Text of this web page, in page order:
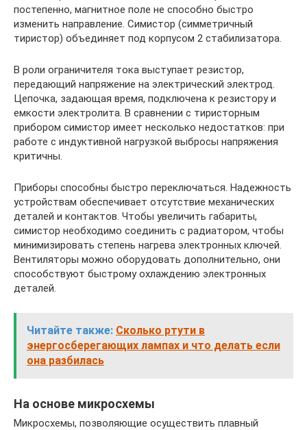
постепенно, магнитное поле не способно быстро
изменить направление. Симистор (симметричный
тиристор) объединяет под корпусом 2 стабилизатора.
В роли ограничителя тока выступает резистор,
передающий напряжение на электрический электрод.
Цепочка, задающая время, подключена к резистору и
емкости электролита. В сравнении с тиристорным
прибором симистор имеет несколько недостатков: при
работе с индуктивной нагрузкой выбросы напряжения
критичны.
Приборы способны быстро переключаться. Надежность
устройствам обеспечивает отсутствие механических
деталей и контактов. Чтобы увеличить габариты,
симистор необходимо соединить с радиатором, чтобы
минимизировать степень нагрева электронных ключей.
Вентиляторы можно оборудовать дополнительно, они
способствуют быстрому охлаждению электронных
деталей.
Читайте также: Сколько ртути в
энергосберегающих лампах и что делать если
она разбилась
На основе микросхемы
Микросхемы, позволяющие осуществить плавный